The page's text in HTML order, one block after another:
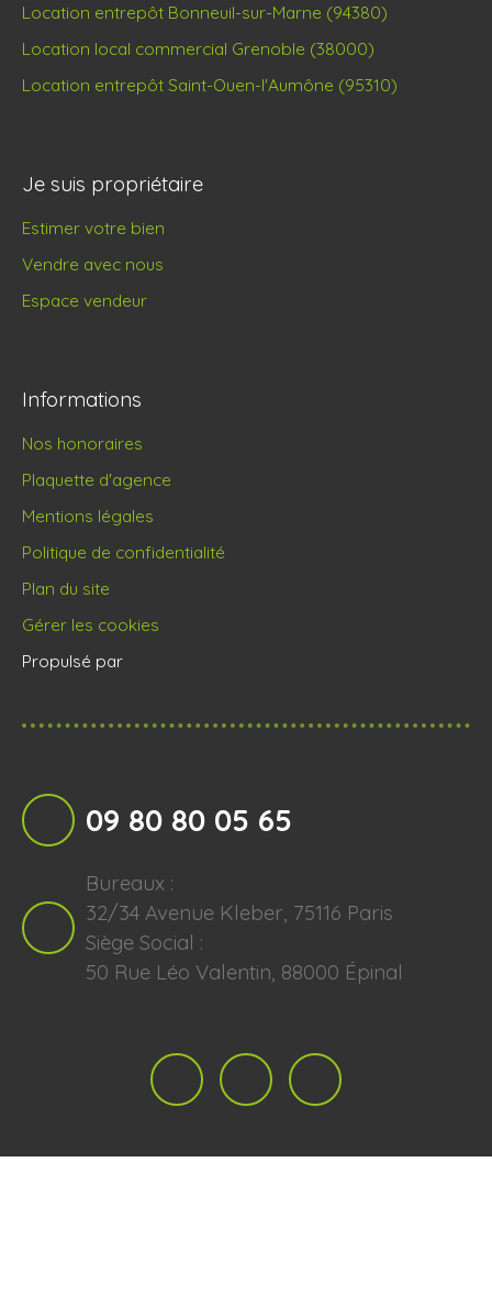
Location entrepôt Bonneuil-sur-Marne (94380)
Location local commercial Grenoble (38000)
Location entrepôt Saint-Ouen-l'Aumône (95310)
Je suis propriétaire
Estimer votre bien
Vendre avec nous
Espace vendeur
Informations
Nos honoraires
Plaquette d'agence
Mentions légales
Politique de confidentialité
Plan du site
Gérer les cookies
Propulsé par
09 80 80 05 65
Bureaux :
32/34 Avenue Kleber, 75116 Paris
Siège Social :
50 Rue Léo Valentin, 88000 Épinal